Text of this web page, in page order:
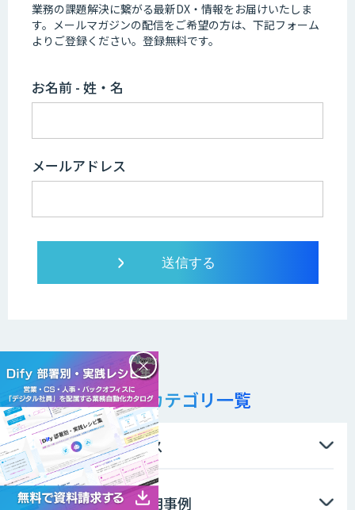
業務の課題解決に繋がる最新DX・情報をお届けいたしま
す。 メールマガジンの配信をご希望の方は、下記フォーム
よりご登録ください。登録無料です。
お名前 - 姓・名
メールアドレス
AI・人工知能記事カテゴリ一覧
AI・人工知能サービス
業態業種別AI導入活用事例
×